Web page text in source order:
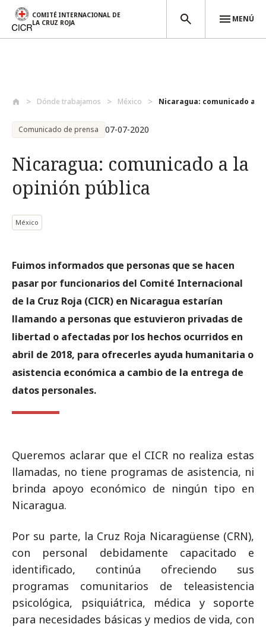
COMITÉ INTERNACIONAL DE
LA CRUZ ROJA
MENÚ
Dónde trabajamos México Nicaragua: comunicado a
Comunicado de prensa 07-07-2020
Nicaragua: comunicado a la
opinión pública
México
Fuimos informados que personas que se hacen
pasar por funcionarios del Comité Internacional
de la Cruz Roja (CICR) en Nicaragua estarían
llamando a personas que estuvieron privadas de
libertad o afectadas por los hechos ocurridos en
abril de 2018, para ofrecerles ayuda humanitaria o
asistencia económica a cambio de la entrega de
datos personales.
Queremos aclarar que el CICR no realiza estas
llamadas, no tiene programas de asistencia, ni
brinda apoyo económico de ningún tipo en
Nicaragua.
Por su parte, la Cruz Roja Nicaragüense (CRN),
con personal debidamente capacitado e
identificado, continúa ofreciendo sus
programas comunitarios de teleasistencia
psicológica, psiquiátrica, médica y soporte
para necesidades básicas y medios de vida, con